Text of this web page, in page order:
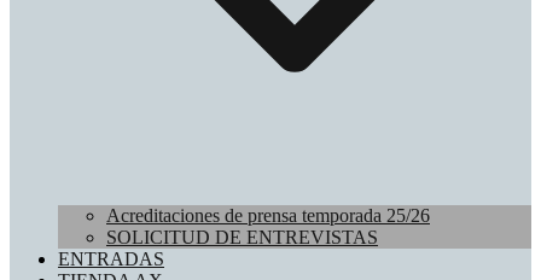
Acreditaciones de prensa temporada 25/26
SOLICITUD DE ENTREVISTAS
ENTRADAS